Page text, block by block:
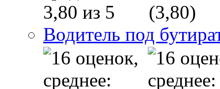
(3,80)
Водитель под